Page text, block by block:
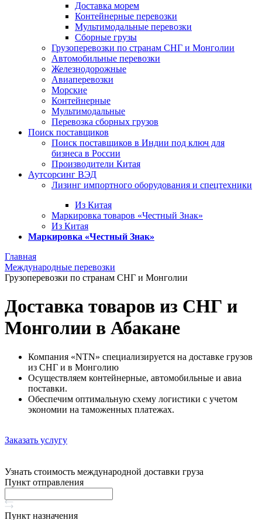
Доставка морем
Контейнерные перевозки
Мультимодальные перевозки
Сборные грузы
Грузоперевозки по странам СНГ и Монголии
Автомобильные перевозки
Железнодорожные
Авиаперевозки
Морские
Контейнерные
Мультимодальные
Перевозка сборных грузов
Поиск поставщиков
Поиск поставщиков в Индии под ключ для
бизнеса в России
Производители Китая
Аутсорсинг ВЭД
Лизинг импортного оборудования и спецтехники
Из Китая
Маркировка товаров «Честный Знак»
Из Китая
Маркировка «Честный Знак»
Главная
Международные перевозки
Грузоперевозки по странам СНГ и Монголии
Доставка товаров из СНГ и
Монголии в Абакане
Компания «NTN» специализируется на доставке грузов
из СНГ и в Монголию
Осуществляем контейнерные, автомобильные и авиа
поставки.
Обеспечим оптимальную схему логистики с учетом
экономии на таможенных платежах.
Заказать услугу
Узнать стоимость международной доставки груза
Пункт отправления
Пункт назначения